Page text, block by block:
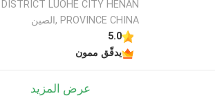
DISTRICT LUOHE CITY HENAN
PROVINCE CHINA ,الصين
5.0
يدقّق ممون
عرض المزيد